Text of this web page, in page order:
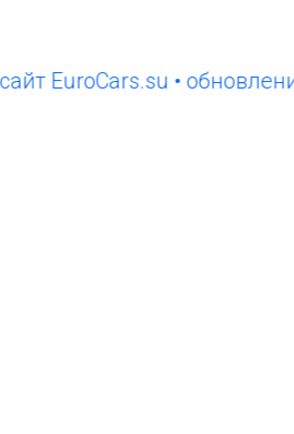
• обновления